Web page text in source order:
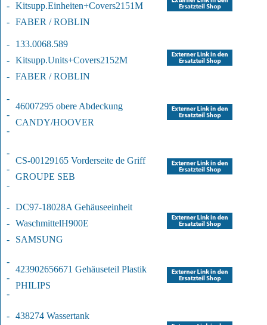
-
-
Kitsupp.Einheiten+Covers2151M
FABER / ROBLIN
-
-
-
133.0068.589
Kitsupp.Units+Covers2152M
FABER / ROBLIN
-
-
-
46007295 obere Abdeckung
CANDY/HOOVER
-
-
-
CS-00129165 Vorderseite de Griff
GROUPE SEB
-
-
-
DC97-18028A Gehäuseeinheit
WaschmittelH900E
SAMSUNG
-
-
-
423902656671 Gehäuseteil Plastik
PHILIPS
- 438274 Wassertank